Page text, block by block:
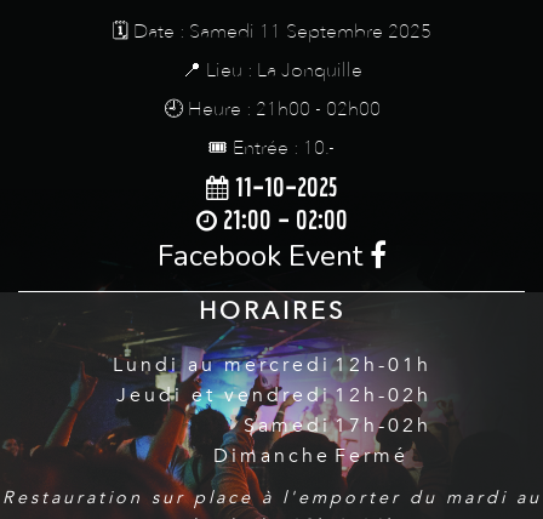
🗓️ Date : Samedi 11 Septembre 2025
📍 Lieu : La Jonquille
🕘 Heure : 21h00 - 02h00
🎟️ Entrée : 10.-
11-10-2025
21:00 - 02:00
Facebook Event
HORAIRES
Lundi au mercredi
Jeudi et vendredi
Samedi
Dimanche
12h-01h
12h-02h
17h-02h
Fermé
Restauration sur place à l'emporter du mardi au